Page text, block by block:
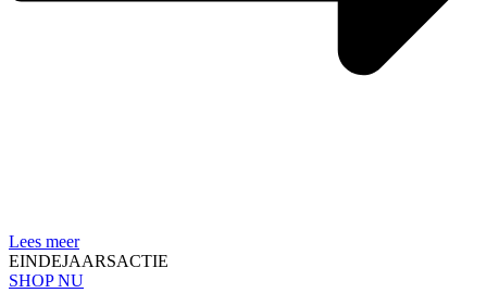
Lees meer
EINDEJAARSACTIE
SHOP NU